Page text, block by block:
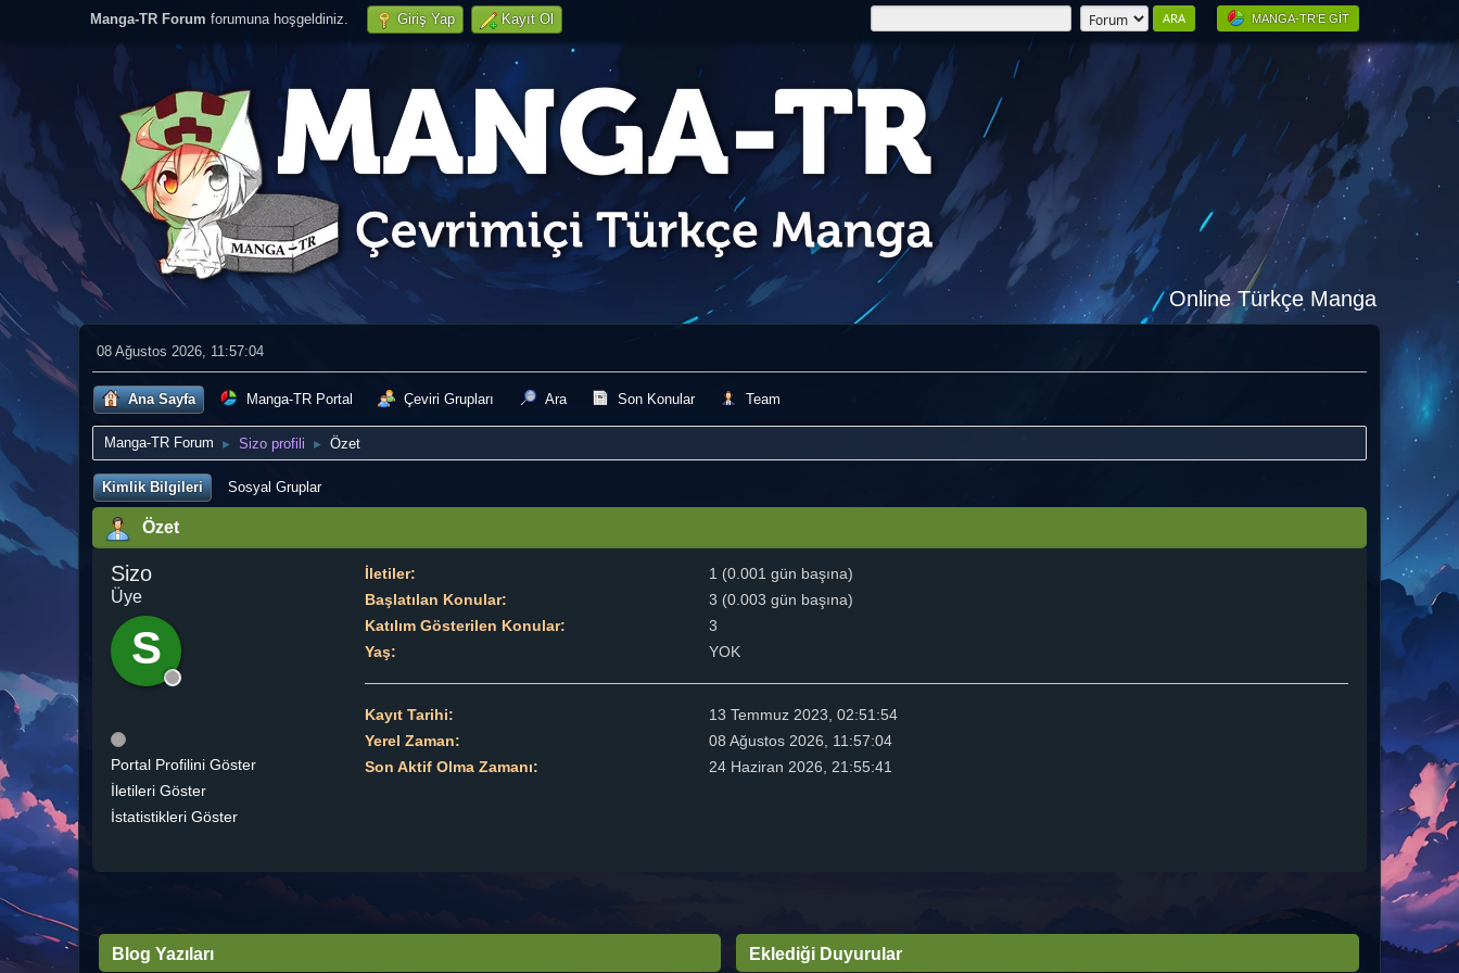
MANGA-TR'E GIT
Manga-TR Forum forumuna hoşgeldiniz. Giriş Yap Kayıt Ol
Online Türkçe Manga
08 Ağustos 2026, 11:57:04
Ana Sayfa Manga-TR Portal Çeviri Grupları Ara Son Konular Team
Manga-TR Forum ► Sizo profili ► Özet
Kimlik Bilgileri Sosyal Gruplar
Özet
Sizo
Üye
S
Portal Profilini Göster
İletileri Göster
İstatistikleri Göster
İletiler:
1 (0.001 gün başına)
Başlatılan Konular:
3 (0.003 gün başına)
Katılım Gösterilen Konular:
3
Yaş:
YOK
Kayıt Tarihi:
13 Temmuz 2023, 02:51:54
Yerel Zaman:
08 Ağustos 2026, 11:57:04
Son Aktif Olma Zamanı:
24 Haziran 2026, 21:55:41
Blog Yazıları Eklediği Duyurular